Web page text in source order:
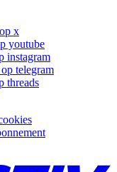
x
youtube
instagram
telegram
threads